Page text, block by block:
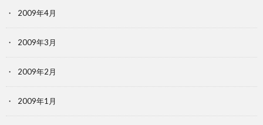
2009年4月
2009年3月
2009年2月
2009年1月